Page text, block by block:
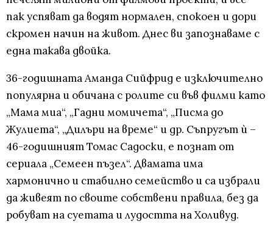
пак успяват да водят нормален, спокоен и дори
скромен начин на живот. Днес ви запознаваме с
една такава двойка.
36-годишната Аманда Сийфрид е изключително
популярна и обичана с ролите си във филми като
„Мама миа“, „Гадни момичета“, „Писма до
Жулиета“, „Дилъри на време“ и др. Съпругът ѝ –
46-годишният Томас Садоски, е познат от
сериала „Семеен пъзел“. Двамата има
хармонично и стабилно семейство и са избрали
да живеят по своите собствени правила, без да
робуват на суетата и лудостта на Холивуд.